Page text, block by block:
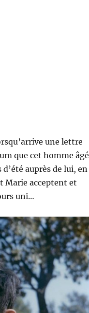
une lettre
que cet homme âgé
auprès de lui, en
Marie acceptent et
uni…